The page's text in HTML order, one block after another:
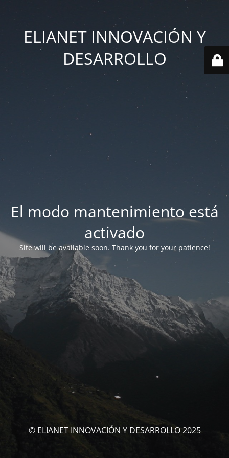
ELIANET INNOVACIÓN Y
DESARROLLO
El modo mantenimiento está
activado
Site will be available soon. Thank you for your patience!
© ELIANET INNOVACIÓN Y DESARROLLO 2025